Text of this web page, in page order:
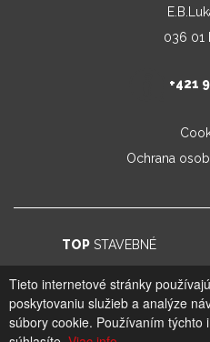
Tieto internetové stránky
poskytovaniu služieb a analýze
súbory cookie. Používaním týchto
036 01
+421
Ochrana
TOPSTAVEBNÉ
© 2026. UV GROUP s.r.o. |